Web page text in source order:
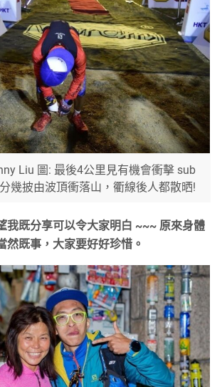
Liu 圖: 最後4公里見有機會衝擊 sub
幾披由波頂衝落山，衢線後人都散晒!
我既分享可以令大家明白 ~~~ 原來身體
然既事，大家要好好珍惜。